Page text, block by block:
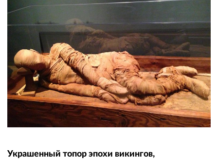
Украшенный топор эпохи викингов,